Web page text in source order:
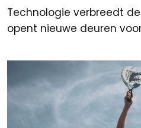
Technologie verbreedt
opent nieuwe deuren